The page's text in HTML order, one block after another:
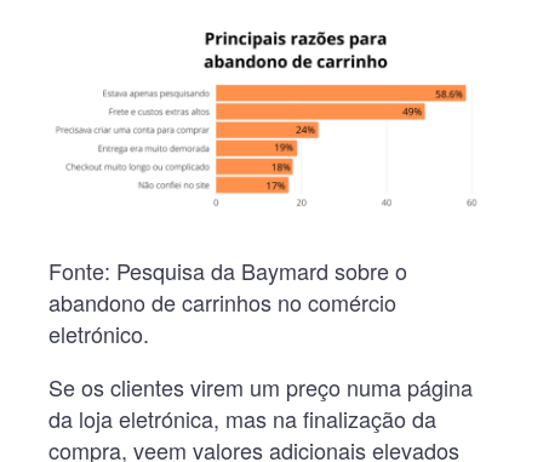
Fonte: Pesquisa da Baymard sobre o
abandono de carrinhos no comércio
eletrónico.
Se os clientes virem um preço numa página
da loja eletrónica, mas na finalização da
compra, veem valores adicionais elevados